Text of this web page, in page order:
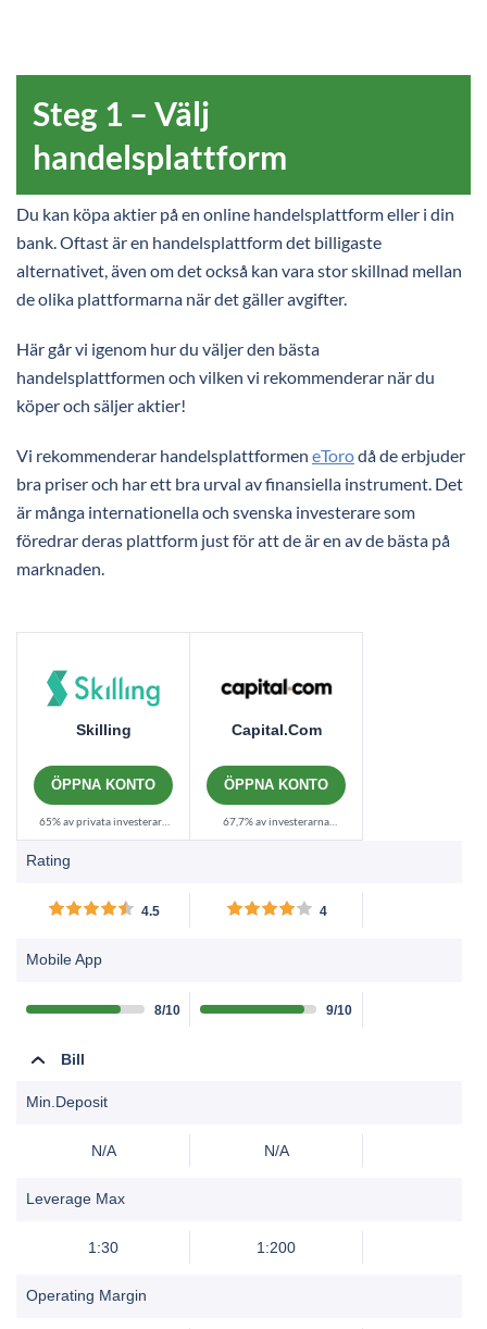
Steg 1 – Välj
handelsplattform
Du kan köpa aktier på en online handelsplattform eller i din
bank. Oftast är en handelsplattform det billigaste
alternativet, även om det också kan vara stor skillnad mellan
de olika plattformarna när det gäller avgifter.
Här går vi igenom hur du väljer den bästa
handelsplattformen och vilken vi rekommenderar när du
köper och säljer aktier!
Vi rekommenderar handelsplattformen eTorodå de erbjuder
bra priser och har ett bra urval av finansiella instrument. Det
är många internationella och svenska investerare som
föredrar deras plattform just för att de är en av de bästa på
marknaden.
Skilling
ÖPPNA KONTO
65% av privata investerare
med CFD:er hos denna
Capital.com
ÖPPNA KONTO
67,7% av investerarna
överväga om du har råd att
ansvarsfullt.......
Rating
4.5 4
Mobile App
8/10 9/10
Bill
Min.Deposit
N/A N/A
Leverage Max
1:30 1:200
Operating Margin